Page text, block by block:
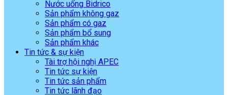
Nước uống Bidrico
Sản phẩm không gaz
Sản phẩm có gaz
Sản phẩm bổ sung
Sản phẩm khác
Tin tức & sự kiện
Tài trợ hội nghị APEC
Tin tức sự kiện
Tin tức sản phẩm
Tin tức lãnh đạo